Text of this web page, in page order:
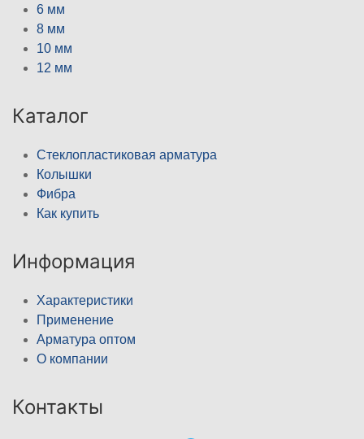
6 мм
8 мм
10 мм
12 мм
Каталог
Стеклопластиковая арматура
Колышки
Фибра
Как купить
Информация
Характеристики
Применение
Арматура оптом
О компании
Контакты